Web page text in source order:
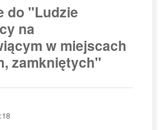
do "Ludzie
na
w miejscach
zamkniętych"